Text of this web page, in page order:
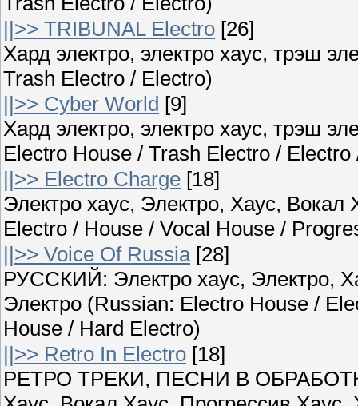
||>> TRIBUNAL Electro [26]
Хард электро, электро хаус, трэш
Trash Electro / Electro)
||>> Cyber World [9]
Хард электро, электро хаус, трэш
Electro House / Trash Electro /
||>> Electro Charge [18]
Электро хаус, Электро, Хаус,
Electro / House / Vocal House /
||>> Voice Of Russia [28]
РУССКИЙ: Электро хаус, Электро,
Электро (Russian: Electro House /
House / Hard Electro)
||>> Retro In Electro [18]
РЕТРО ТРЕКИ, ПЕСНИ В